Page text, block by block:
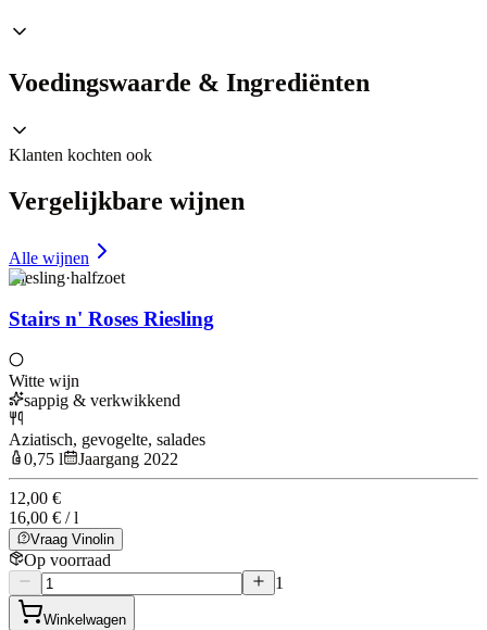
Voedingswaarde & Ingrediënten
Klanten kochten ook
Vergelijkbare wijnen
Alle wijnen
Riesling·halfzoet
Stairs n' Roses Riesling
Witte wijn
sappig & verkwikkend
Aziatisch, gevogelte, salades
0,75 l
Jaargang 2022
12,00 €
16,00 € / l
Vraag Vinolin
Op voorraad
1
Winkelwagen